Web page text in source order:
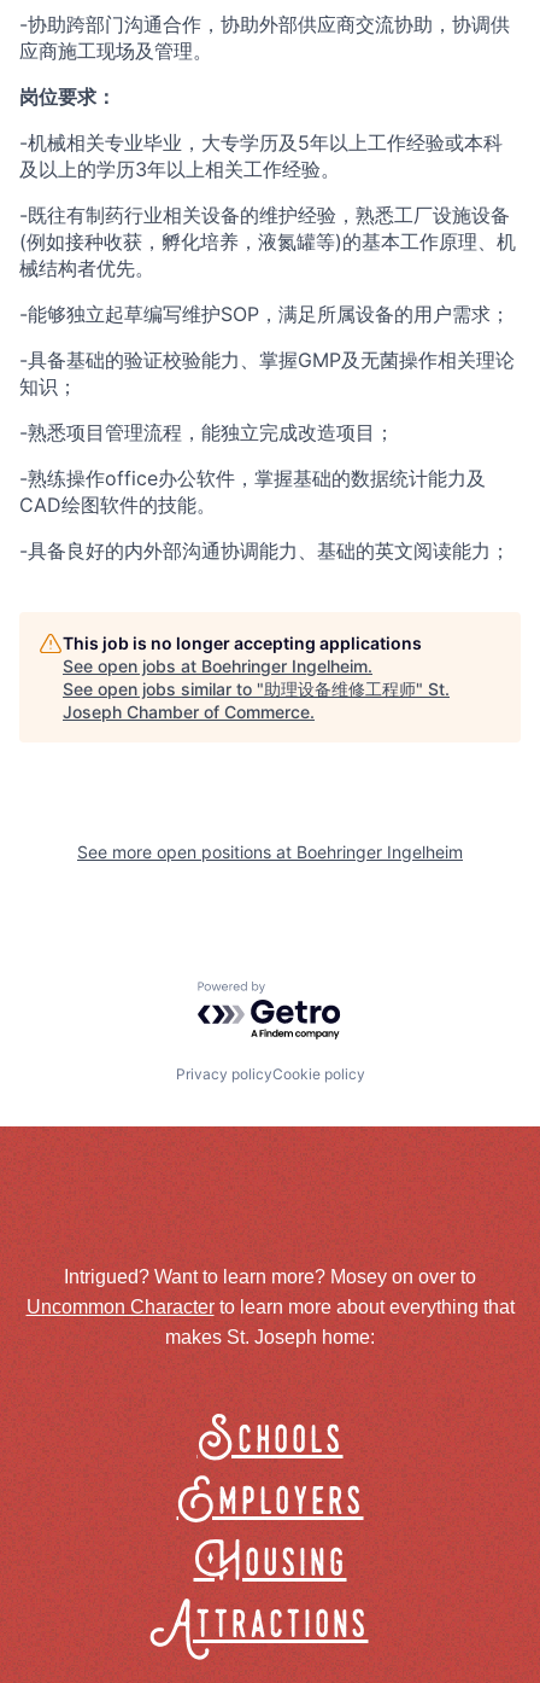
-协助跨部门沟通合作，协助外部供应商交流协助，协调供
应商施工现场及管理。
岗位要求：
-机械相关专业毕业，大专学历及5年以上工作经验或本科
及以上的学历3年以上相关工作经验。
-既往有制药行业相关设备的维护经验，熟悉工厂设施设备
(例如接种收获，孵化培养，液氮罐等)的基本工作原理、机
械结构者优先。
-能够独立起草编写维护SOP，满足所属设备的用户需求；
-具备基础的验证校验能力、掌握GMP及无菌操作相关理论
知识；
-熟悉项目管理流程，能独立完成改造项目；
-熟练操作office办公软件，掌握基础的数据统计能力及
CAD绘图软件的技能。
-具备良好的内外部沟通协调能力、基础的英文阅读能力；
This job is no longer accepting applications
See open jobs at Boehringer Ingelheim.
See open jobs similar to "助理设备维修工程师" St.
Joseph Chamber of Commerce.
See more open positions at Boehringer Ingelheim
Powered by Getro.com
Privacy policyCookie policy
Intrigued? Want to learn more? Mosey on over to
Uncommon Characterto learn more about everything that
makes St. Joseph home:
Schools
Employers
Housing
Attractions